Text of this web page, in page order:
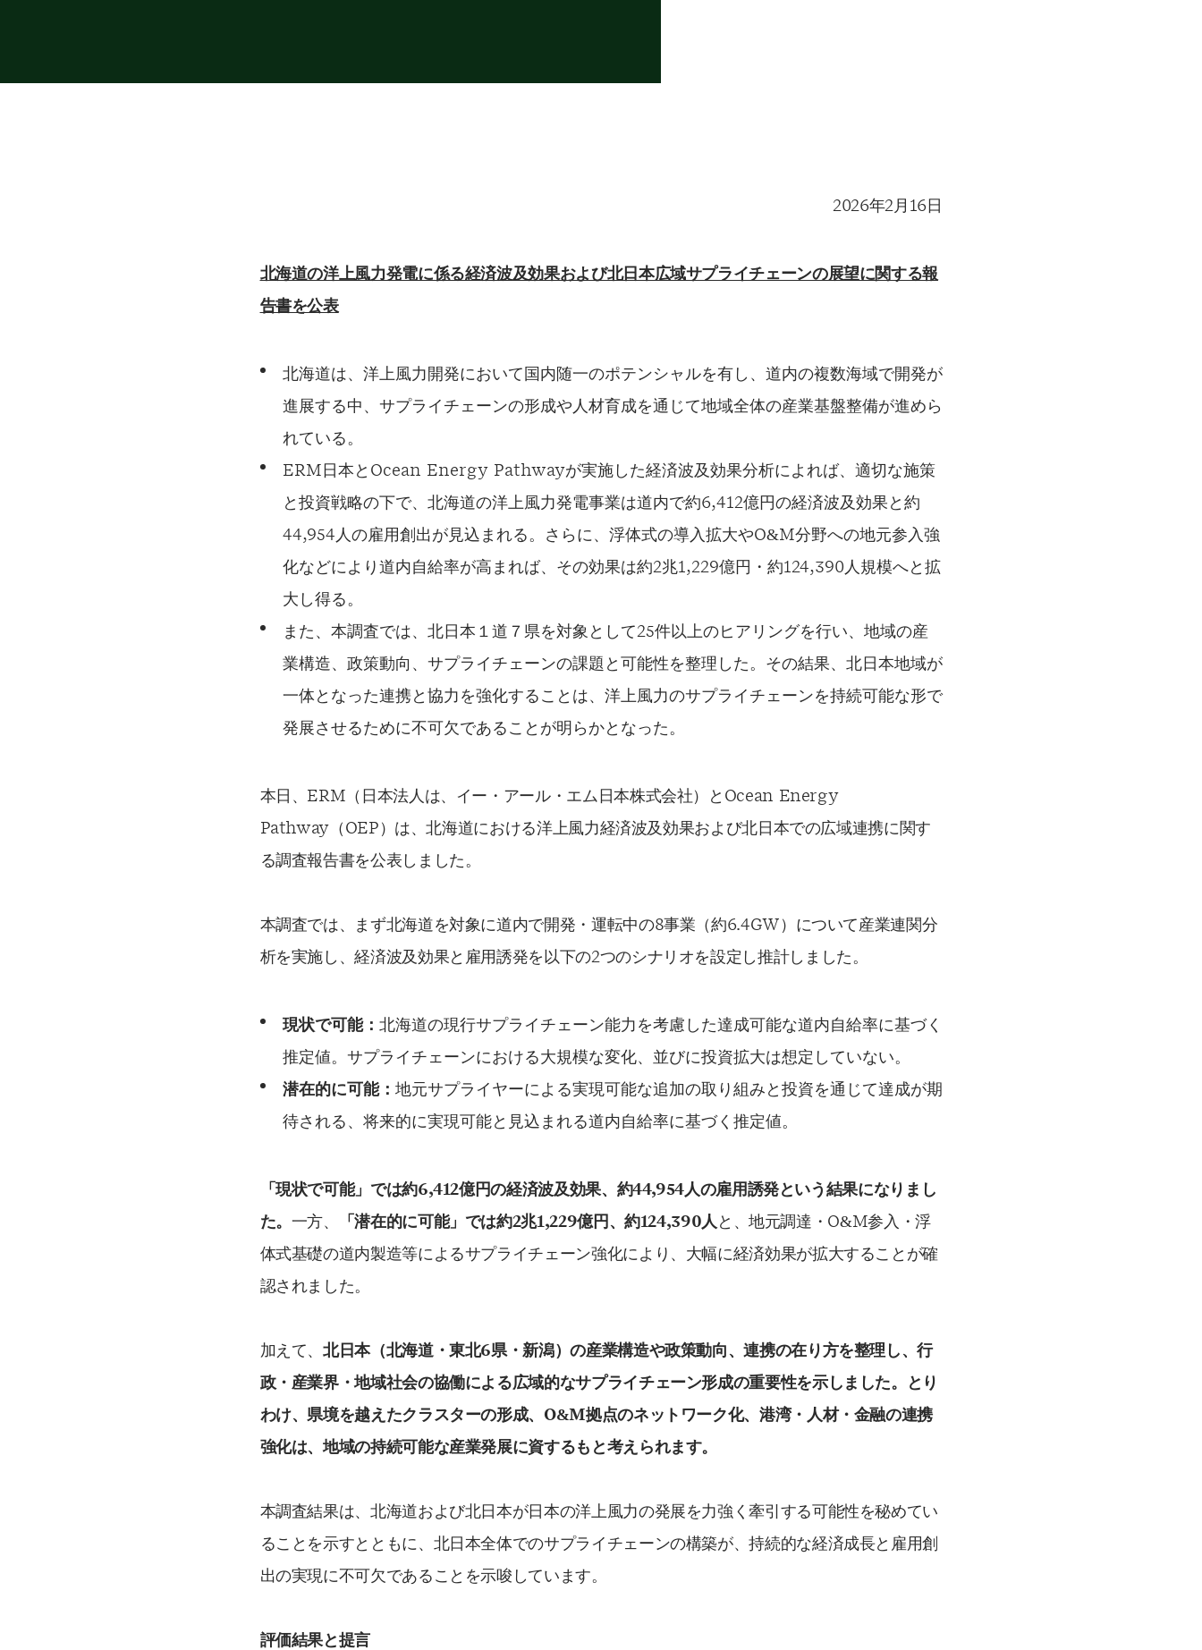
2026年2月16日
北海道の洋上風力発電に係る経済波及効果および北日本広域サプライチェーンの展望に関する報
告書を公表
北海道は、洋上風力開発において国内随一のポテンシャルを有し、道内の複数海域で開発が
進展する中、サプライチェーンの形成や人材育成を通じて地域全体の産業基盤整備が進めら
れている。
ERM日本とOcean Energy Pathwayが実施した経済波及効果分析によれば、適切な施策
と投資戦略の下で、北海道の洋上風力発電事業は道内で約6,412億円の経済波及効果と約
44,954人の雇用創出が見込まれる。さらに、浮体式の導入拡大やO&M分野への地元参入強
化などにより道内自給率が高まれば、その効果は約2兆1,229億円・約124,390人規模へと拡
大し得る。
また、本調査では、北日本１道７県を対象として25件以上のヒアリングを行い、地域の産
業構造、政策動向、サプライチェーンの課題と可能性を整理した。その結果、北日本地域が
一体となった連携と協力を強化することは、洋上風力のサプライチェーンを持続可能な形で
発展させるために不可欠であることが明らかとなった。
本日、ERM（日本法人は、イー・アール・エム日本株式会社）とOcean Energy
Pathway（OEP）は、北海道における洋上風力経済波及効果および北日本での広域連携に関す
る調査報告書を公表しました。
本調査では、まず北海道を対象に道内で開発・運転中の8事業（約6.4GW）について産業連関分
析を実施し、経済波及効果と雇用誘発を以下の2つのシナリオを設定し推計しました。
現状で可能： 北海道の現行サプライチェーン能力を考慮した達成可能な道内自給率に基づく
推定値。サプライチェーンにおける大規模な変化、並びに投資拡大は想定していない。
潜在的に可能： 地元サプライヤーによる実現可能な追加の取り組みと投資を通じて達成が期
待される、将来的に実現可能と見込まれる道内自給率に基づく推定値。
「現状で可能」では約6,412億円の経済波及効果、約44,954人の雇用誘発という結果になりまし
た。 一方、 「潜在的に可能」では約2兆1,229億円、約124,390人 と、地元調達・O&M参入・浮
体式基礎の道内製造等によるサプライチェーン強化により、大幅に経済効果が拡大することが確
認されました。
加えて、北日本（北海道・東北6県・新潟）の産業構造や政策動向、連携の在り方を整理し、行
政・産業界・地域社会の協働による広域的なサプライチェーン形成の重要性を示しました。とり
わけ、県境を越えたクラスターの形成、 O&M拠点のネットワーク化、港湾・人材・金融の連携
強化は、地域の持続可能な産業発展に資するもと考えられます。
本調査結果は、北海道および北日本が日本の洋上風力の発展を力強く牽引する可能性を秘めてい
ることを示すとともに、北日本全体でのサプライチェーンの構築が、持続的な経済成長と雇用創
出の実現に不可欠であることを示唆しています。
評価結果と提言